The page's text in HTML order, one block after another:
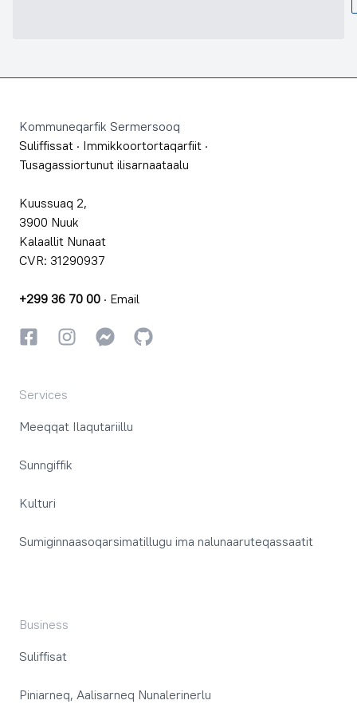
Kommuneqarfik Sermersooq
Suliffissat · Immikkoortortaqarfiit ·
Tusagassiortunut ilisarnaataalu
Kuussuaq 2,
3900 Nuuk
Kalaallit Nunaat
CVR: 31290937
+299 36 70 00 · Email
FacebookkiInstagrammiInstagrammi
GitHub
Services
Meeqqat Ilaqutariillu
Sunngiffik
Kulturi
Sumiginnaasoqarsimatillugu ima nalunaaruteqassaatit
Business
Suliffisat
Piniarneq, Aalisarneq Nunalerinerlu